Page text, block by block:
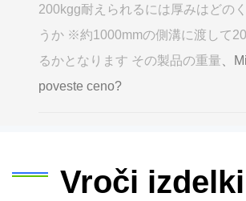
200kgg耐えられるには厚みはどの
うか ※約1000mmの側溝に渡して
るかとなります その製品の重量 、
poveste ceno?
Vroči izdelki